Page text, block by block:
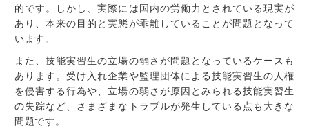
的です。しかし、実際には国内の労働力とされている現実が
あり、本来の目的と実態が乖離していることが問題となって
います。
また、技能実習生の立場の弱さが問題となっているケースも
あります。受け入れ企業や監理団体による技能実習生の人権
を侵害する行為や、立場の弱さが原因とみられる技能実習生
の失踪など、さまざまなトラブルが発生している点も大きな
問題です。